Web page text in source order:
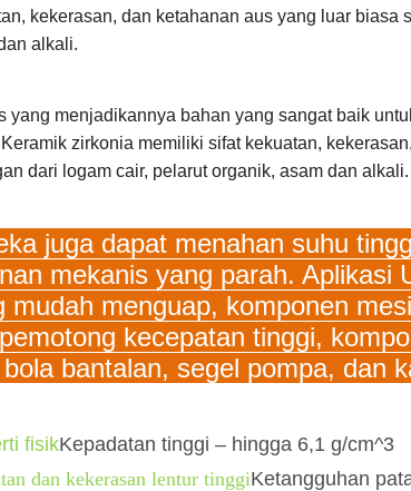
kekerasan, dan ketahanan aus yang luar
alkali.
yang menjadikannya bahan yang sangat baik
zirkonia memiliki sifat kekuatan,
dari logam cair, pelarut organik, asam dan alkali.
juga dapat menahan suhu
mekanis yang parah. Aplikasi
mudah menguap, komponen
kecepatan tinggi,
bantalan, segel pompa, dan
fisikKepadatan tinggi – hingga 6,1 g/cm^3
dan kekerasan lentur tinggiKetangguhan